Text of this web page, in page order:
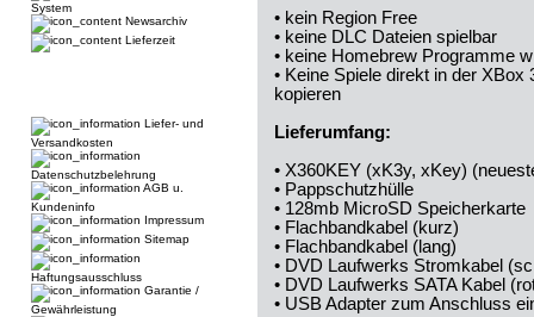
System
Newsarchiv
Lieferzeit
Liefer- und
Versandkosten
Datenschutzbelehrung
AGB u.
Kundeninfo
Impressum
Sitemap
Haftungsausschluss
Garantie /
Gewährleistung
• kein Region Free
• keine DLC Dateien spielbar
• keine Homebrew Programme
• Keine Spiele direkt in der
kopieren
Lieferumfang:
• X360KEY (xK3y, xKey)
• Pappschutzhülle
• 128mb MicroSD Speicherkarte
• Flachbandkabel (kurz)
• Flachbandkabel (lang)
• DVD Laufwerks Stromkabel
• DVD Laufwerks SATA Kabel
• USB Adapter zum Anschluss